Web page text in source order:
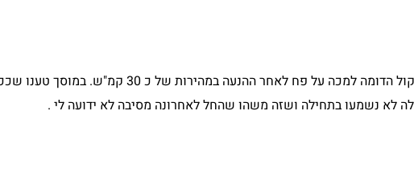
לא נשמעו בתחילה ושזה משהו שהחל לאחרונה מסיבה לא ידועה לי .